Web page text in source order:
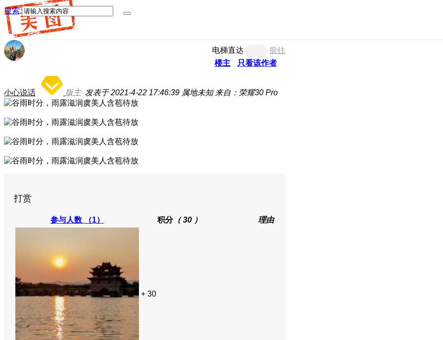
搜索
电梯直达
前往
楼主
只看该作者
小心说话 版主 发表于 2021-4-22 17:46:39 属地未知 来自：荣耀30 Pro
打赏
参与人数 （1） 积分（ 30 ） 理由
+ 30